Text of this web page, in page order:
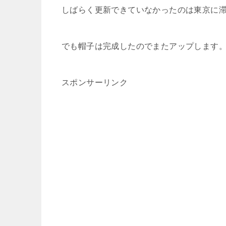
しばらく更新できていなかったのは東京に
でも帽子は完成したのでまたアップします。
スポンサーリンク